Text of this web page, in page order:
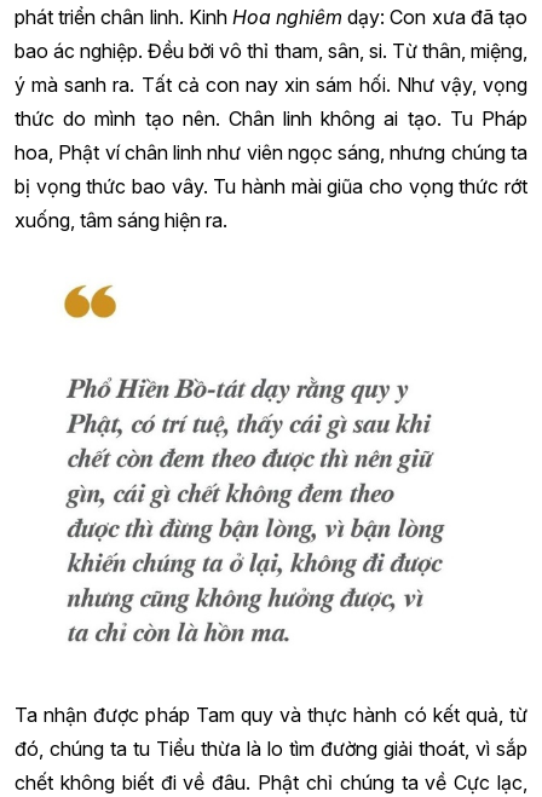
phát triển chân linh. Kinh Hoa nghiêmdạy: Con xưa đã tạo
bao ác nghiệp. Đều bởi vô thỉ tham, sân, si. Từ thân, miệng,
ý mà sanh ra. Tất cả con nay xin sám hối. Như vậy, vọng
thức do mình tạo nên. Chân linh không ai tạo. Tu Pháp
hoa, Phật ví chân linh như viên ngọc sáng, nhưng chúng ta
bị vọng thức bao vây. Tu hành mài giũa cho vọng thức rớt
xuống, tâm sáng hiện ra.
Ta nhận được pháp Tam quy và thực hành có kết quả, từ
đó, chúng ta tu Tiểu thừa là lo tìm đường giải thoát, vì sắp
chết không biết đi về đâu. Phật chỉ chúng ta về Cực lạc,